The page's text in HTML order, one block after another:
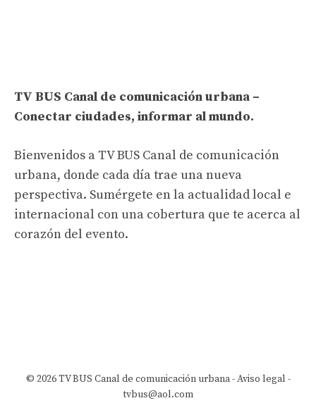
TV BUS Canal de comunicación urbana –
Conectar ciudades, informar al mundo.
Bienvenidos a TV BUS Canal de comunicación
urbana, donde cada día trae una nueva
perspectiva. Sumérgete en la actualidad local e
internacional con una cobertura que te acerca al
corazón del evento.
© 2026 TV BUS Canal de comunicación urbana -Aviso legal -
tvbus@aol.com